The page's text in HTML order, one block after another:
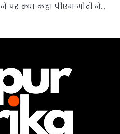
पर क्या कहा पीएम मोदी ने…